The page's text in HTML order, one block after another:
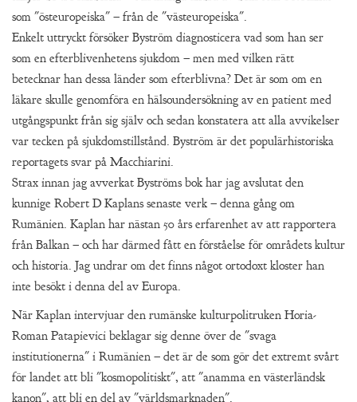
som "östeuropeiska" – från de "västeuropeiska".
Enkelt uttryckt försöker Byström diagnosticera vad som han ser
som en efterblivenhetens sjukdom – men med vilken rätt
betecknar han dessa länder som efterblivna? Det är som om en
läkare skulle genomföra en hälsoundersökning av en patient med
utgångspunkt från sig själv och sedan konstatera att alla avvikelser
var tecken på sjukdomstillstånd. Byström är det populärhistoriska
reportagets svar på Macchiarini.
Strax innan jag avverkat Byströms bok har jag avslutat den
kunnige Robert D Kaplans senaste verk – denna gång om
Rumänien. Kaplan har nästan 50 års erfarenhet av att rapportera
från Balkan – och har därmed fått en förståelse för områdets kultur
och historia. Jag undrar om det finns något ortodoxt kloster han
inte besökt i denna del av Europa.
När Kaplan intervjuar den rumänske kulturpolitruken Horia-
Roman Patapievici beklagar sig denne över de "svaga
institutionerna" i Rumänien – det är de som gör det extremt svårt
för landet att bli "kosmopolitiskt", att "anamma en västerländsk
kanon", att bli en del av "världsmarknaden".